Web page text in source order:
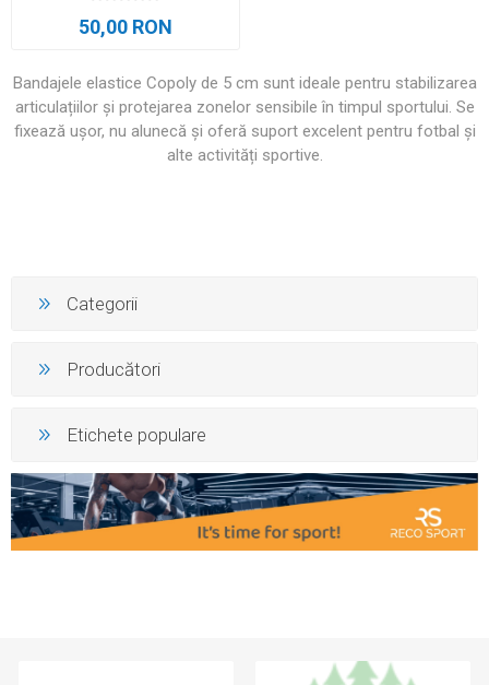
Bandajele elastice Copoly de 5 cm sunt ideale pentru stabilizarea
articulațiilor și protejarea zonelor sensibile în timpul sportului. Se
fixează ușor, nu alunecă și oferă suport excelent pentru fotbal și
alte activități sportive.
50,00 RON
Categorii
Producători
Etichete populare